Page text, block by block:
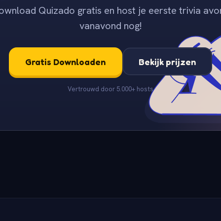
Quizado gratis en host je eerste trivia
vanavond nog!
Gratis Downloaden Bekijk prijzen
Vertrouwd door 5.000+ hosts